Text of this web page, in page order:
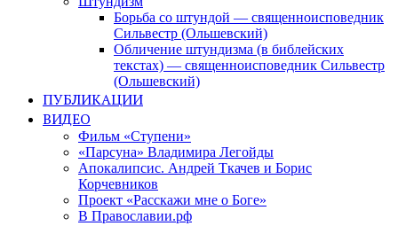
Борьба со штундой — священноисповедник
Сильвестр (Ольшевский)
Обличение штундизма (в библейских
текстах) — священноисповедник Сильвестр
(Ольшевский)
ПУБЛИКАЦИИ
ВИДЕО
Фильм «Ступени»
«Парсуна» Владимира Легойды
Апокалипсис. Андрей Ткачев и Борис
Корчевников
Проект «Расскажи мне о Боге»
В Православии.рф